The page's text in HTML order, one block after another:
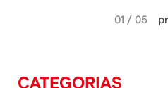
01 / 05